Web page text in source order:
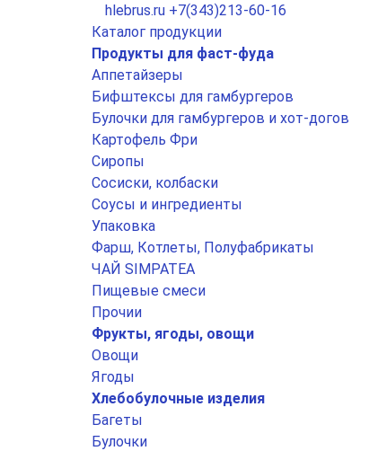
hlebrus.ru +7(343)213-60-16
Каталог продукции
Продукты для фаст-фуда
Аппетайзеры
Бифштексы для гамбургеров
Булочки для гамбургеров и хот-догов
Картофель Фри
Сиропы
Сосиски, колбаски
Соусы и ингредиенты
Упаковка
Фарш, Котлеты, Полуфабрикаты
ЧАЙ SIMPATEA
Пищевые смеси
Прочии
Фрукты, ягоды, овощи
Овощи
Ягоды
Хлебобулочные изделия
Багеты
Булочки